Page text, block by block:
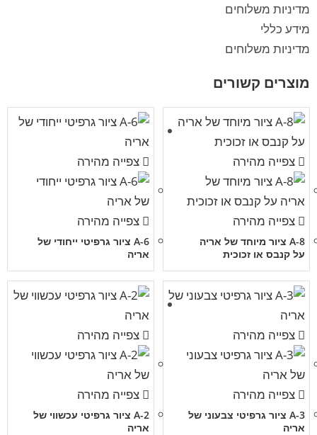
מדיניות משלוחים
מידע כללי
מדיניות משלוחים
מוצרים קשורים
צפייה מהירה
צפייה מהירה
A-8 ציור מיוחד של אריה
על קנבס או זכוכית
צפייה מהירה
צפייה מהירה
A-6 ציור גרפיטי ייחודי של
אריה
צפייה מהירה
צפייה מהירה
A-3 ציור גרפיטי צבעוני של
אריה
צפייה מהירה
צפייה מהירה
A-2 ציור גרפיטי עכשווי של
אריה